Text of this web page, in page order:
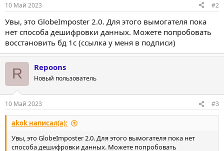
10 Май 2023 #2
Увы, это GlobeImposter 2.0. Для этого вымогателя пока
нет способа дешифровки данных. Можете попробовать
восстановить бд 1с (ссылка у меня в подписи)
R Repoons
Новый пользователь
10 Май 2023 #3
akok написал(а):
Увы, это GlobeImposter 2.0. Для этого вымогателя пока нет
способа дешифровки данных. Можете попробовать